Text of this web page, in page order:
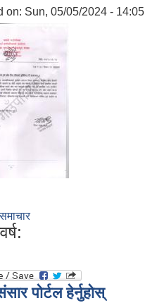
on: Sun, 05/05/2024 - 14:05
पोर्टल हेर्नुहोस्